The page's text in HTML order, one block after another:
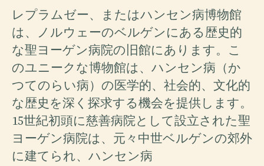
レプラムゼー、またはハンセン病博物館
は、ノルウェーのベルゲンにある歴史的
な聖ヨーゲン病院の旧館にあります。こ
のユニークな博物館は、ハンセン病（か
つてのらい病）の医学的、社会的、文化的
な歴史を深く探求する機会を提供します。
15世紀初頭に慈善病院として設立された聖
ヨーゲン病院は、元々中世ベルゲンの郊外
に建てられ、ハンセン病